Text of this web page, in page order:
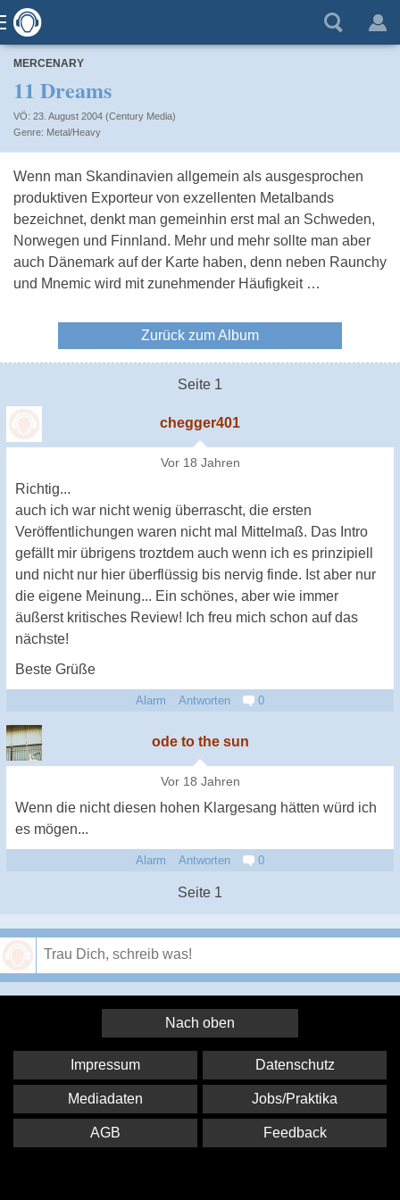
MERCENARY
11 Dreams
VÖ: 23. August 2004 (Century Media)
Metal/Heavy
Wenn man Skandinavien allgemein als ausgesprochen
produktiven Exporteur von exzellenten Metalbands
bezeichnet, denkt man gemeinhin erst mal an Schweden,
Norwegen und Finnland. Mehr und mehr sollte man aber
auch Dänemark auf der Karte haben, denn neben Raunchy
und Mnemic wird mit zunehmender Häufigkeit …
Zurück zum Album
Seite 1
chegger401
Vor 18 Jahren
Richtig...
auch ich war nicht wenig überrascht, die ersten
Veröffentlichungen waren nicht mal Mittelmaß. Das Intro
gefällt mir übrigens troztdem auch wenn ich es prinzipiell
und nicht nur hier überflüssig bis nervig finde. Ist aber nur
die eigene Meinung... Ein schönes, aber wie immer
äußerst kritisches Review! Ich freu mich schon auf das
nächste!
Beste Grüße
Alarm Antworten 0
ode to the sun
Vor 18 Jahren
Wenn die nicht diesen hohen Klargesang hätten würd ich
es mögen...
Alarm Antworten 0
Seite 1
Nach oben
Impressum Datenschutz
Mediadaten Jobs/Praktika
AGB Feedback